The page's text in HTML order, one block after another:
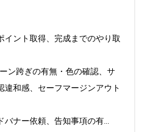
イント取得、完成までのやり取
ン跨ぎの有無・色の確認、サ
違和感、セーフマージンアウト
バナー依頼、告知事項の有